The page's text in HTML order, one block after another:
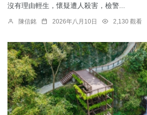
沒有理由輕生，懷疑遭人殺害，檢警...
陳信銘 2026年八月10日 2,130 觀看